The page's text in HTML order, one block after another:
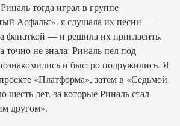
тогда играл в группе
Асфальт», я слушала их песни —
фанаткой — и решила их пригласить.
точно не знала: Риналь пел под
и быстро подружились. Я
«Платформа», затем в «Седьмой
шесть лет, за которые Риналь стал
другом».